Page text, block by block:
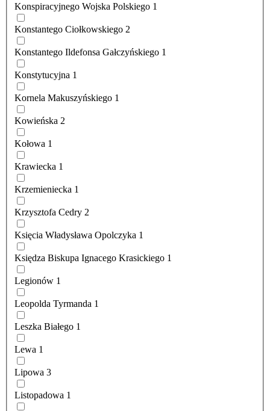
Konspiracyjnego Wojska Polskiego 1
Konstantego Ciołkowskiego 2
Konstantego Ildefonsa Gałczyńskiego 1
Konstytucyjna 1
Kornela Makuszyńskiego 1
Kowieńska 2
Kołowa 1
Krawiecka 1
Krzemieniecka 1
Krzysztofa Cedry 2
Księcia Władysława Opolczyka 1
Księdza Biskupa Ignacego Krasickiego 1
Legionów 1
Leopolda Tyrmanda 1
Leszka Białego 1
Lewa 1
Lipowa 3
Listopadowa 1